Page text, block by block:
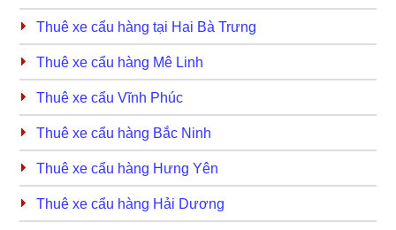
Thuê xe cẩu hàng tại Hai Bà Trưng
Thuê xe cẩu hàng Mê Linh
Thuê xe cẩu Vĩnh Phúc
Thuê xe cẩu hàng Bắc Ninh
Thuê xe cẩu hàng Hưng Yên
Thuê xe cẩu hàng Hải Dương